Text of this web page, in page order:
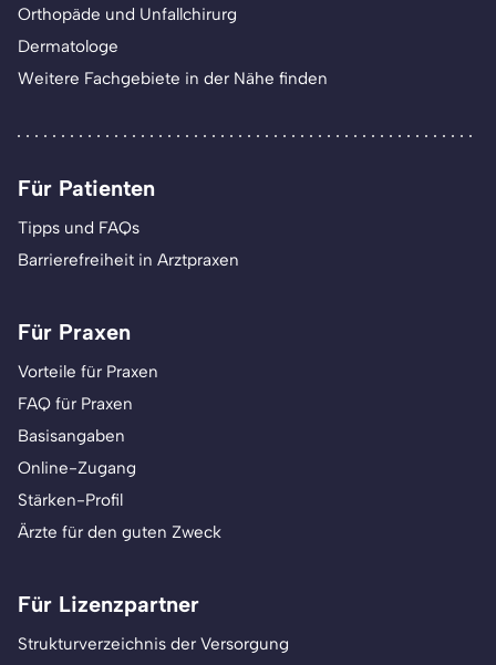
Orthopäde und Unfallchirurg
Dermatologe
Weitere Fachgebiete in der Nähe finden
Für Patienten
Tipps und FAQs
Barrierefreiheit in Arztpraxen
Für Praxen
Vorteile für Praxen
FAQ für Praxen
Basisangaben
Online-Zugang
Stärken-Profil
Ärzte für den guten Zweck
Für Lizenzpartner
Strukturverzeichnis der Versorgung